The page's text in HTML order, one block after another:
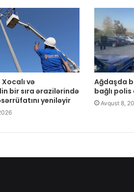
Xocalı və
bir sıra ərazilərində
yeniləyir
Ağdaşda
bağlı
Avqust 8,